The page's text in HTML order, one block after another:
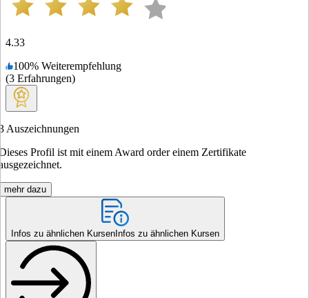
4.33
100% Weiterempfehlung
(3 Erfahrungen)
Auszeichnungen
Profil ist mit einem Award order einem Zertifikate
mehr dazu
Infos zu ähnlichen Kursen Infos zu ähnlichen Kursen